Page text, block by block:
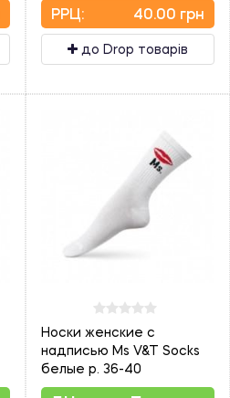
PPЦ: 40.00 грн
до Drop товарів
Носки женские с
надписью Мs V&T Socks
белые р. 36-40